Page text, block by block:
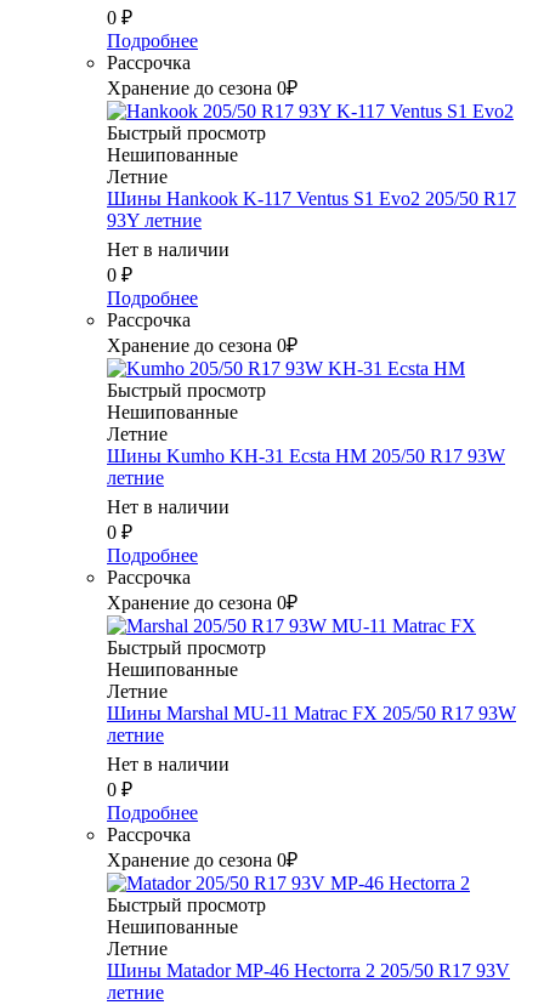
0 ₽
Подробнее
Рассрочка
Хранение до сезона 0₽
Быстрый просмотр
Нешипованные
Летние
Шины Hankook K-117 Ventus S1 Evo2 205/50 R17
93Y летние
Нет в наличии
0 ₽
Подробнее
Рассрочка
Хранение до сезона 0₽
Быстрый просмотр
Нешипованные
Летние
Шины Kumho KH-31 Ecsta HM 205/50 R17 93W
летние
Нет в наличии
0 ₽
Подробнее
Рассрочка
Хранение до сезона 0₽
Быстрый просмотр
Нешипованные
Летние
Шины Marshal MU-11 Matrac FX 205/50 R17 93W
летние
Нет в наличии
0 ₽
Подробнее
Рассрочка
Хранение до сезона 0₽
Быстрый просмотр
Нешипованные
Летние
Шины Matador MP-46 Hectorra 2 205/50 R17 93V
летние